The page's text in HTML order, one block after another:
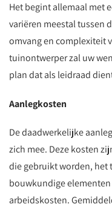
Het begint allemaal met
variëren meestal tussen
omvang en complexiteit
tuinontwerper zal uw
plan dat als leidraad
Aanlegkosten
De daadwerkelijke
zich mee. Deze kosten
die gebruikt worden, het
bouwkundige elementen
arbeidskosten.